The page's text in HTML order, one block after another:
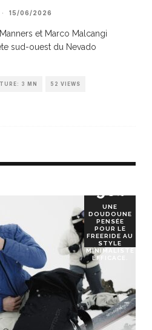
· 15/06/2026
et Marco Malcangi
sud-ouest du Nevado
3 MN 52 VIEWS
90%
UNE
DOUDOUNE
PENSÉE
POUR LE
FREERIDE AU
STYLE
MINIMALISTE
EFFICACE.